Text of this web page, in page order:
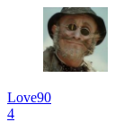
Love90
4